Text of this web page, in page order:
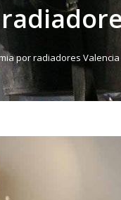
por radiadores Valencia